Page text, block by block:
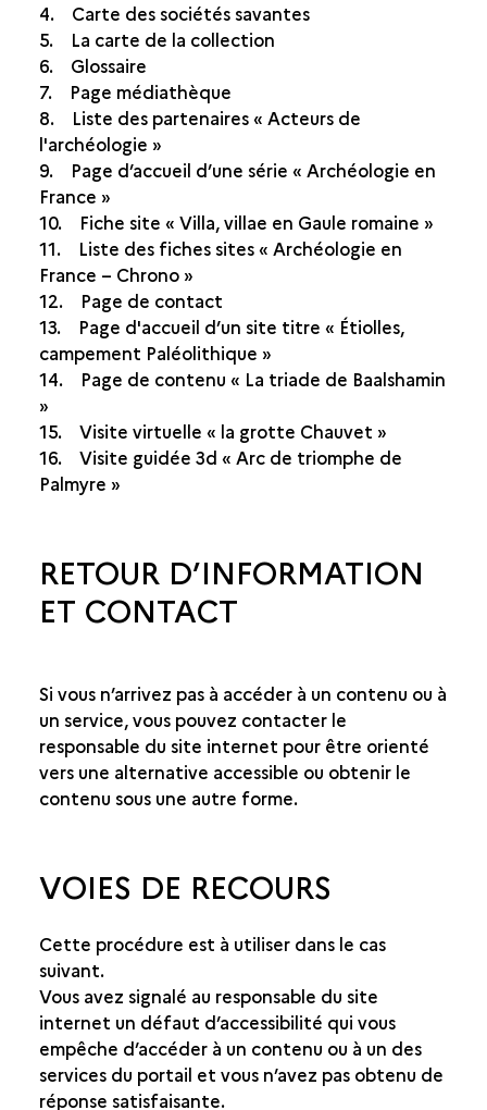
4. Carte des sociétés savantes
5. La carte de la collection
6. Glossaire
7. Page médiathèque
8. Liste des partenaires « Acteurs de
l'archéologie »
9. Page d’accueil d’une série « Archéologie en
France »
10. Fiche site « Villa, villae en Gaule romaine »
11. Liste des fiches sites « Archéologie en
France – Chrono »
12. Page de contact
13. Page d'accueil d’un site titre « Étiolles,
campement Paléolithique »
14. Page de contenu « La triade de Baalshamin
»
15. Visite virtuelle « la grotte Chauvet »
16. Visite guidée 3d « Arc de triomphe de
Palmyre »
RETOUR D’INFORMATION
ET CONTACT
Si vous n’arrivez pas à accéder à un contenu ou à
un service, vous pouvez contacter le
responsable du site internet pour être orienté
vers une alternative accessible ou obtenir le
contenu sous une autre forme.
VOIES DE RECOURS
Cette procédure est à utiliser dans le cas
suivant.
Vous avez signalé au responsable du site
internet un défaut d’accessibilité qui vous
empêche d’accéder à un contenu ou à un des
services du portail et vous n’avez pas obtenu de
réponse satisfaisante.